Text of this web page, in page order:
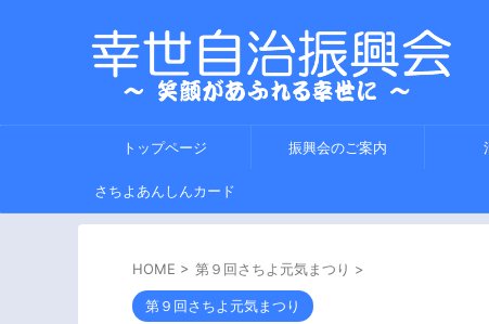
トップページ 振興会のご案内
さちよあんしんカード
HOME > 第９回さちよ元気まつり >
第９回さちよ元気まつり